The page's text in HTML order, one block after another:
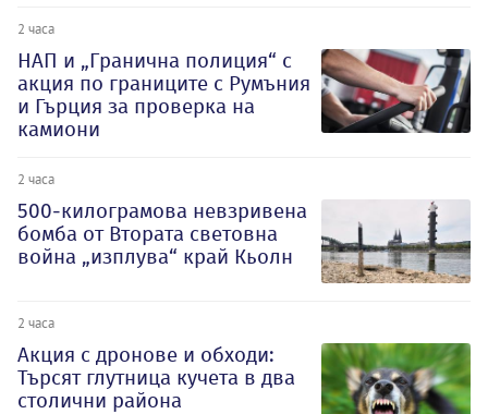
2 часа
НАП и „Гранична полиция“ с
акция по границите с Румъния
и Гърция за проверка на
камиони
2 часа
500-килограмова невзривена
бомба от Втората световна
война „изплува“ край Кьолн
2 часа
Акция с дронове и обходи:
Търсят глутница кучета в два
столични района